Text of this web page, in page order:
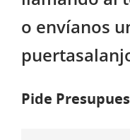
o envíanos
Pide